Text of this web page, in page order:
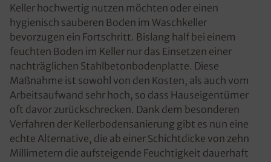
Keller hochwertig nutzen möchten oder einen
hygienisch sauberen Boden im Waschkeller
bevorzugen ein Fortschritt. Bislang half bei einem
feuchten Boden im Keller nur das Einsetzen einer
nachträglichen Stahlbetonbodenplatte. Diese
Maßnahme ist sowohl von den Kosten, als auch vom
Arbeitsaufwand sehr hoch, so dass Hauseigentümer
oft davor zurückschrecken. Dank dem besonderen
Verfahren der Kellerbodensanierung gibt es nun eine
echte Alternative, die ab einer Schichtdicke von zehn
Millimetern die aufsteigende Feuchtigkeit dauerhaft